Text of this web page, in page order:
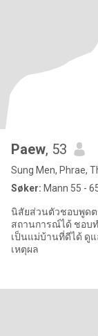
Paew, 53
Sung Men, Phrae,
Søker: Mann 55 -
นิสัยส่วนตัวชอบพูดต
สถานการณ์ได้ ชอบ
เป็นแม่บ้านที่ดีได้ ดู
เหตุผล